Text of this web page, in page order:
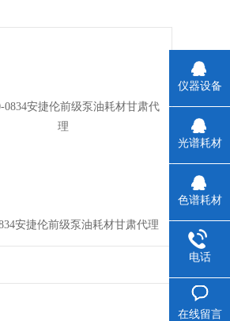
安捷伦前级泵油耗材甘肃代理
仪器设备
光谱耗材
色谱耗材
电话
在线留言